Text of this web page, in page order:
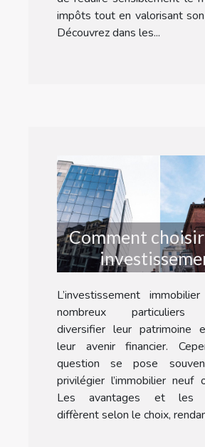
impôts tout en valorisant
Découvrez dans les...
Comment
immobilier
ancien ?
L’investissement
nombreux particuliers
diversifier leur patrimoine
leur avenir financier.
question se pose
privilégier l’immobilier neuf
Les avantages et les
diffèrent selon le choix,